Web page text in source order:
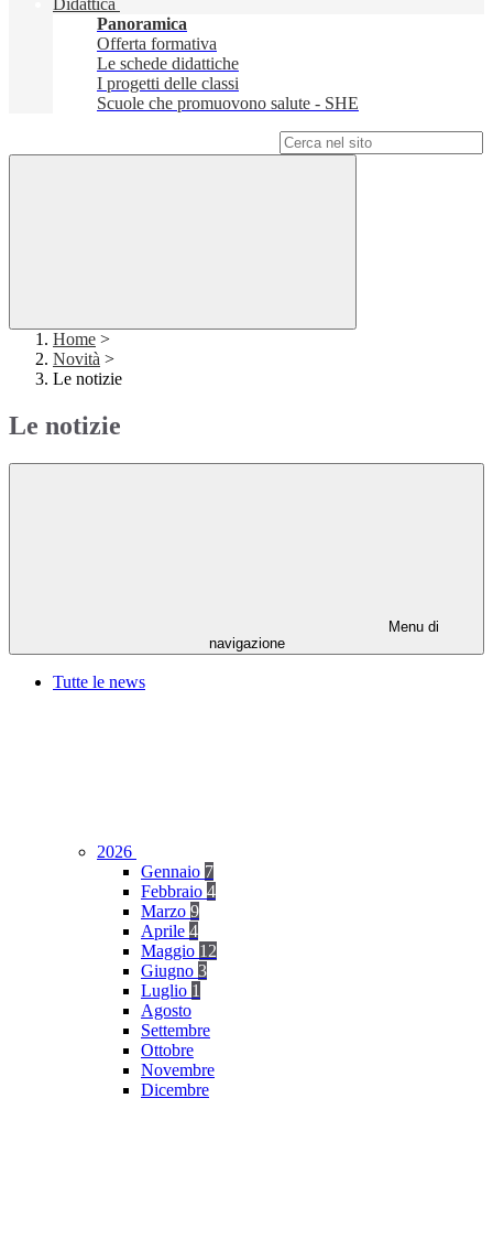
Didattica
Panoramica
Offerta formativa
Le schede didattiche
I progetti delle classi
Scuole che promuovono salute - SHE
Home >
Novità >
Le notizie
Le notizie
Menu di
navigazione
Tutte le news
2026
Gennaio 7
Febbraio 4
Marzo 9
Aprile 4
Maggio 12
Giugno 3
Luglio 1
Agosto
Settembre
Ottobre
Novembre
Dicembre